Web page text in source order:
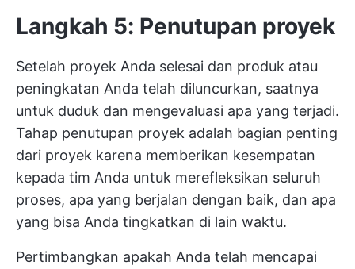
Langkah 5: Penutupan proyek
Setelah proyek Anda selesai dan produk atau
peningkatan Anda telah diluncurkan, saatnya
untuk duduk dan mengevaluasi apa yang terjadi.
Tahap penutupan proyek adalah bagian penting
dari proyek karena memberikan kesempatan
kepada tim Anda untuk merefleksikan seluruh
proses, apa yang berjalan dengan baik, dan apa
yang bisa Anda tingkatkan di lain waktu.
Pertimbangkan apakah Anda telah mencapai